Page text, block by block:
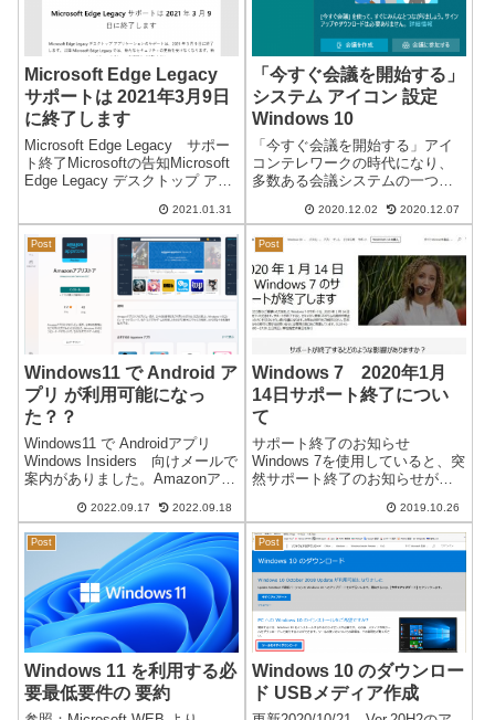
Microsoft Edge Legacy
サポートは 2021年3月9日
に終了します
Microsoft Edge Legacy サポー
ト終了Microsoftの告知Microsoft
Edge Legacy デスクトップ アプ
2021 年 3 月 9 日に終了します。
以降 Microsoft Ed...
2021.01.31
「今すぐ会議を開始する」
システム アイコン 設定
Windows 10
「今すぐ会議を開始する」アイ
コンテレワークの時代になり、
多数ある会議システムの一つに
meetnowlearnWindows 10
Ver20H2 build 19042.662 にアッ
プデート後、Sky...
2020.12.02 2020.12.07
Post
Windows11 で Android ア
プリ が利用可能になっ
た？？
Windows11 で Androidアプリ
Windows Insiders 向けメールで
案内がありました。Amazonアプ
を使用するようです。Amazonア
プリストアAmazonアプリストア
をご利用...
2022.09.17 2022.09.18
Post
Windows 7 2020年1月
14日サポート終了につい
て
サポート終了のお知らせ
Windows 7を使用していると、突
然サポート終了のお知らせが表
サポートは、2020年1月14日（米
国時間）までになります。以前
から告知されていたので変更は
ありません。 お知らせのリンク
「...
2019.10.26
Post
Windows 11 を利用する必
要最低要件の 要約
Post
Windows 10 のダウンロー
ド USBメディア作成